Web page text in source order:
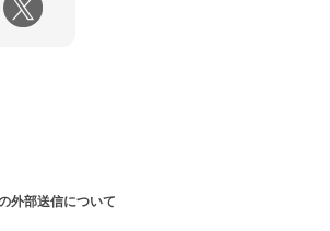
外部送信について